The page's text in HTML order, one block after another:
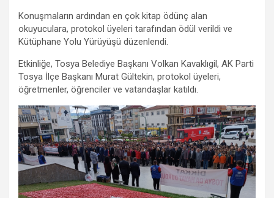
Konuşmaların ardından en çok kitap ödünç alan
okuyuculara, protokol üyeleri tarafından ödül verildi ve
Kütüphane Yolu Yürüyüşü düzenlendi.
Etkinliğe, Tosya Belediye Başkanı Volkan Kavaklıgil, AK Parti
Tosya İlçe Başkanı Murat Gültekin, protokol üyeleri,
öğretmenler, öğrenciler ve vatandaşlar katıldı.